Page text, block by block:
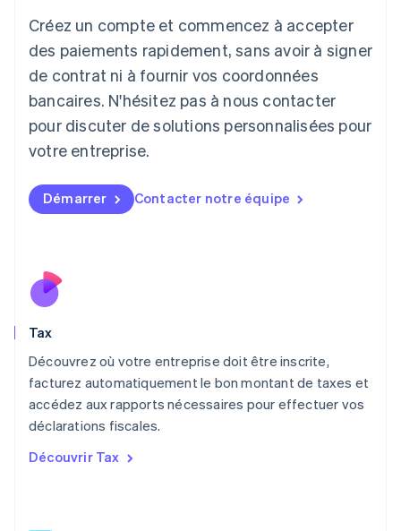
Créez un compte et commencez à accepter
des paiements rapidement, sans avoir à signer
de contrat ni à fournir vos coordonnées
bancaires. N'hésitez pas à nous contacter
pour discuter de solutions personnalisées pour
votre entreprise.
Démarrer Contacter notre équipe
Tax
Découvrez où votre entreprise doit être inscrite,
facturez automatiquement le bon montant de taxes et
accédez aux rapports nécessaires pour effectuer vos
déclarations fiscales.
Découvrir Tax
Japon
日本語
Lettonie
English
Liechtenstein
DeutschEnglish
English
FrançaisDeutschEnglish
Malaisie
Mexique
Español
Nouvelle-Zélande
Pays-Bas
NederlandsEnglish
Pologne
Portugal